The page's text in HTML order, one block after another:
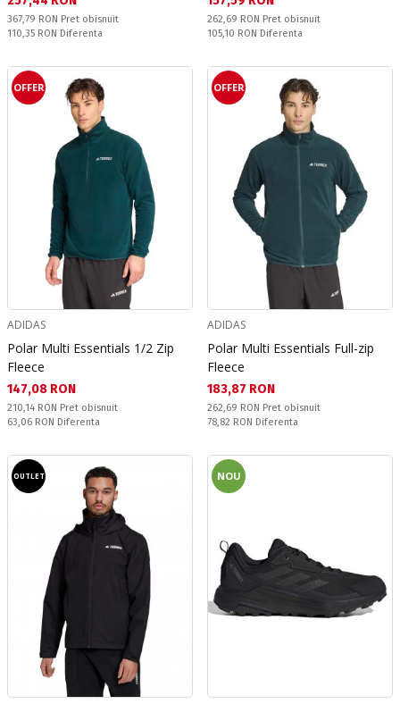
Pret obisnuit:
367,79 RON Pret obisnuit
Спестявате:
110,35 RON Diferenta
Pret obisnuit:
262,69 RON Pret obisnuit
Спестявате:
105,10 RON Diferenta
OFFER
ADIDAS
Polar Multi Essentials 1/2 Zip
Fleece
Текуща цена:
147,08 RON
Pret obisnuit:
210,14 RON Pret obisnuit
Спестявате:
63,06 RON Diferenta
OFFER
ADIDAS
Polar Multi Essentials Full-zip
Fleece
Текуща цена:
183,87 RON
Pret obisnuit:
262,69 RON Pret obisnuit
Спестявате:
78,82 RON Diferenta
OUTLET NOU